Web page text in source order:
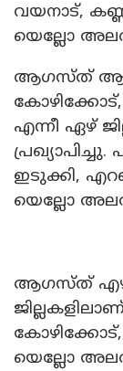
വയനാട്,
യെല്ലോ
ആഗസ്ത്
എന്നീ ഏഴ്
ഇടുക്കി,
യെല്ലോ
ആഗസ്ത്
കോഴിക്കോട്,
യെല്ലോ